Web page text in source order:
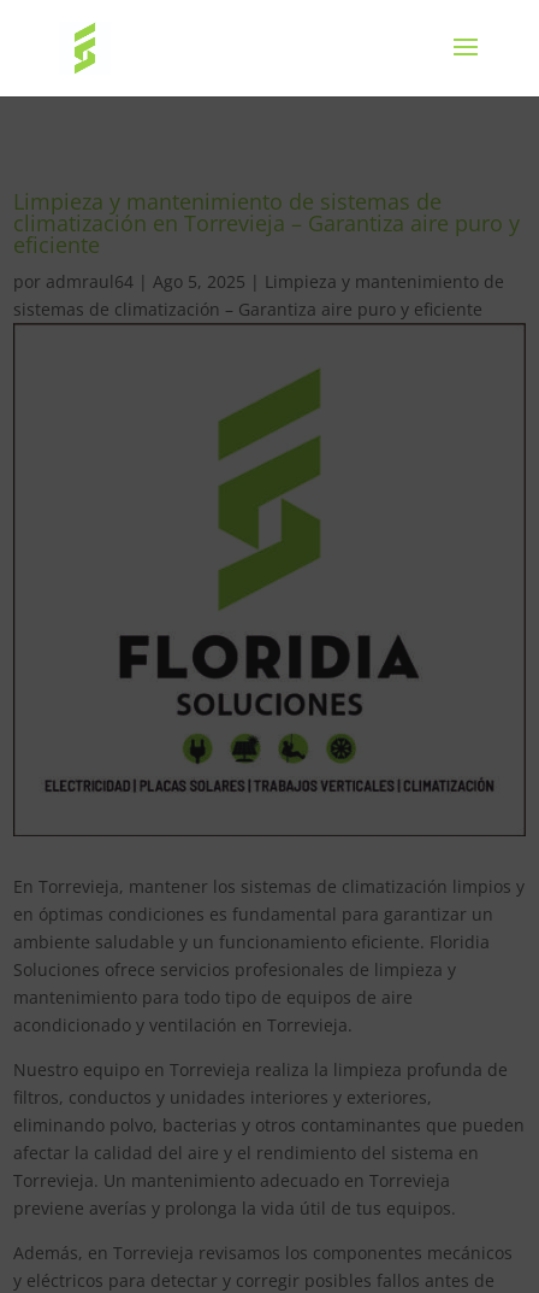
Limpieza y mantenimiento de sistemas de
climatización en Torrevieja – Garantiza aire puro y
eficiente
por admraul64 |Ago 5, 2025 | Limpieza y mantenimiento de
sistemas de climatización – Garantiza aire puro y eficiente
En Torrevieja, mantener los sistemas de climatización limpios y
en óptimas condiciones es fundamental para garantizar un
ambiente saludable y un funcionamiento eficiente. Floridia
Soluciones ofrece servicios profesionales de limpieza y
mantenimiento para todo tipo de equipos de aire
acondicionado y ventilación en Torrevieja.
Nuestro equipo en Torrevieja realiza la limpieza profunda de
filtros, conductos y unidades interiores y exteriores,
eliminando polvo, bacterias y otros contaminantes que pueden
afectar la calidad del aire y el rendimiento del sistema en
Torrevieja. Un mantenimiento adecuado en Torrevieja
previene averías y prolonga la vida útil de tus equipos.
Además, en Torrevieja revisamos los componentes mecánicos
y eléctricos para detectar y corregir posibles fallos antes de